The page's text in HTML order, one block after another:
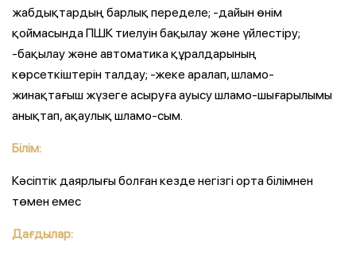
жабдықтардың барлық переделе; -дайын өнім
қоймасында ПШК тиелуін бақылау және үйлестіру;
-бақылау және автоматика құралдарының
көрсеткіштерін талдау; -жеке аралап, шламо-
жинақтағыш жүзеге асыруға ауысу шламо-шығарылымы
анықтап, ақаулық шламо-сым.
Білім:
Кәсіптік даярлығы болған кезде негізгі орта білімнен
төмен емес
Дағдылар: